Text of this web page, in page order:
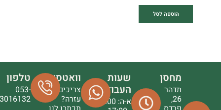
הוספה לסל
מחסן
תדהר
26,
שעות
העבודה
א-ה: 9:00
וואטסאפ
צריכים
עזרה?
טלפון
053-
3016132